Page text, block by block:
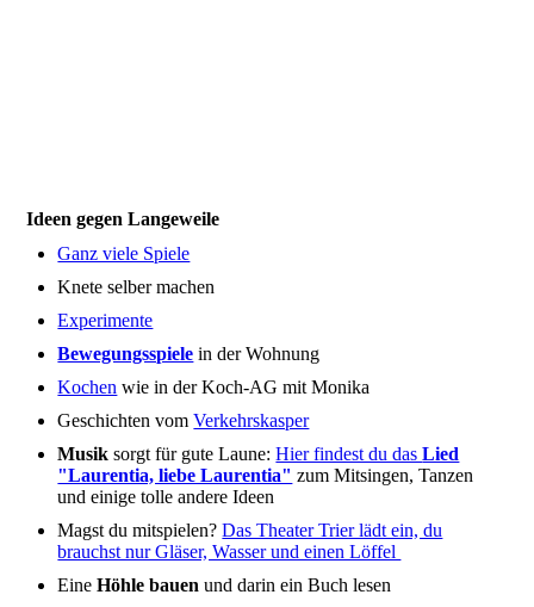
Ideen gegen Langeweile
Ganz viele Spiele
Knete selber machen
Experimente
Bewegungsspiele in der Wohnung
Kochen wie in der Koch-AG mit Monika
Geschichten vomVerkehrskasper
Musik sorgt für gute Laune:Hier findest du dasLied
"Laurentia, liebe Laurentia" zum Mitsingen, Tanzen
und einige tolle andere Ideen
Magst du mitspielen?Das Theater Trier lädt ein, du
brauchst nur Gläser, Wasser und einen Löffel
EineHöhle bauen und darin ein Buch lesen